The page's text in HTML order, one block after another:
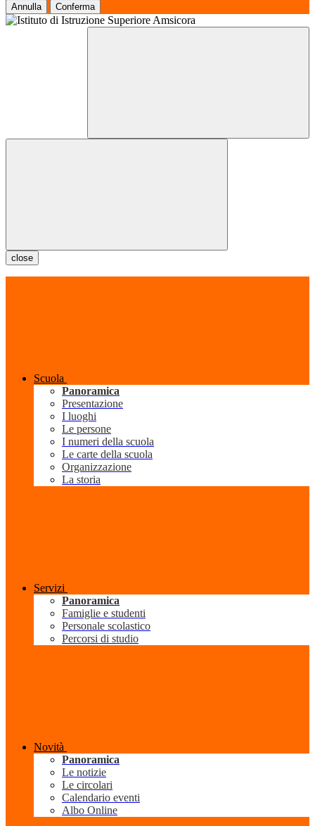
Annulla Conferma
close
Scuola
Panoramica
Presentazione
I luoghi
Le persone
I numeri della scuola
Le carte della scuola
Organizzazione
La storia
Servizi
Panoramica
Famiglie e studenti
Personale scolastico
Percorsi di studio
Novità
Panoramica
Le notizie
Le circolari
Calendario eventi
Albo Online